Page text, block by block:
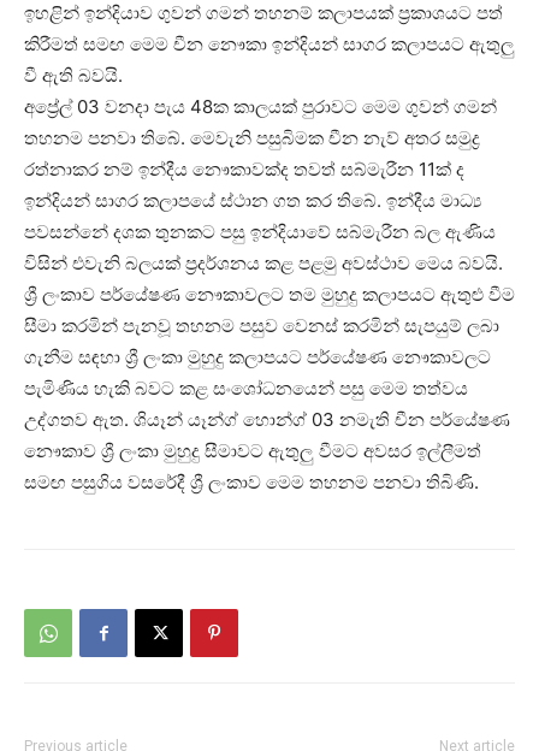
ඉහළින් ඉන්දියාව ගුවන් ගමන් තහනම් කලාපයක් ප්‍රකාශයට පත්
කිරීමත් සමඟ මෙම චීන නෞකා ඉන්දියන් සාගර කලාපයට ඇතුලු
වී ඇති බවයි.
අප්‍රේල් 03 වනදා පැය 48ක කාලයක් පුරාවට මෙම ගුවන් ගමන්
තහනම පනවා තිබේ. මෙවැනි පසුබිමක චීන නැව් අතර සමුද්‍ර
රත්නාකර නම් ඉන්දීය නෞකාවක්ද තවත් සබ්මැරීන 11ක් ද
ඉන්දියන් සාගර කලාපයේ ස්ථාන ගත කර තිබේ. ඉන්දීය මාධ්‍ය
පවසන්නේ දශක තුනකට පසු ඉන්දියාවේ සබ්මැරීන බල ඇණිය
විසින් එවැනි බලයක් ප්‍රදර්ශනය කළ පළමු අවස්ථාව මෙය බවයි.
ශ්‍රී ලංකාව පර්යේෂණ නෞකාවලට තම මුහුදු කලාපයට ඇතුළු වීම
සීමා කරමින් පැනවූ තහනම පසුව වෙනස් කරමින් සැපයුම් ලබා
ගැනීම සඳහා ශ්‍රී ලංකා මුහුදු කලාපයට පර්යේෂණ නෞකාවලට
පැමිණිය හැකි බවට කළ සංශෝධනයෙන් පසු මෙම තත්වය
උද්ගතව ඇත. ශියෑන් යෑන්ග් හොන්ග් 03 නමැති චීන පර්යේෂණ
නෞකාව ශ්‍රී ලංකා මුහුදු සීමාවට ඇතුලු වීමට අවසර ඉල්ලීමත්
සමඟ පසුගිය වසරේදී ශ්‍රී ලංකාව මෙම තහනම පනවා තිබිණි.
Previous article Next article